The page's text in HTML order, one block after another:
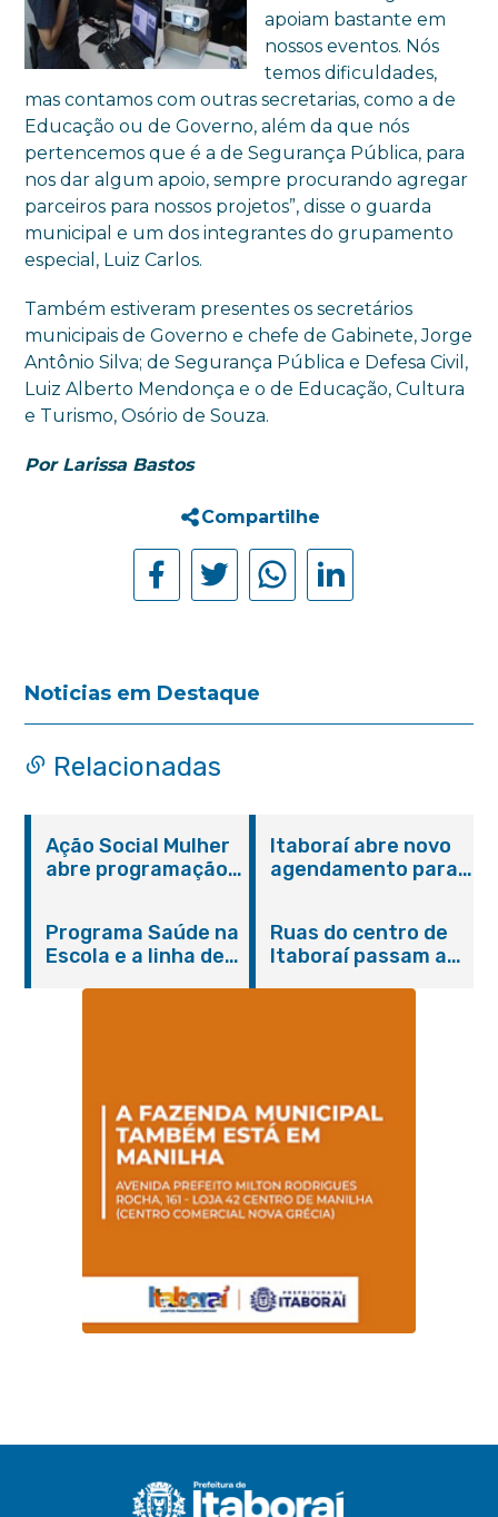
apoiam bastante em
nossos eventos. Nós
temos dificuldades,
mas contamos com outras secretarias, como a de
Educação ou de Governo, além da que nós
pertencemos que é a de Segurança Pública, para
nos dar algum apoio, sempre procurando agregar
parceiros para nossos projetos”, disse o guarda
municipal e um dos integrantes do grupamento
especial, Luiz Carlos.
Também estiveram presentes os secretários
municipais de Governo e chefe de Gabinete, Jorge
Antônio Silva; de Segurança Pública e Defesa Civil,
Luiz Alberto Mendonça e o de Educação, Cultura
e Turismo, Osório de Souza.
Por Larissa Bastos
Compartilhe
Noticias em Destaque
Relacionadas
Ação Social Mulher
abre programação
serviços gratuitos e
orientações
Itaboraí abre novo
agendamento para
Programa Saúde na
Escola e a linha de
Magalhães Seabra
Ruas do centro de
Itaboraí passam a